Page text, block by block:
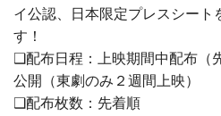
イ公認、日本限定プレスシート
す！
❑配布日程：上映期間中配布（
公開（東劇のみ２週間上映）
❑配布枚数：先着順